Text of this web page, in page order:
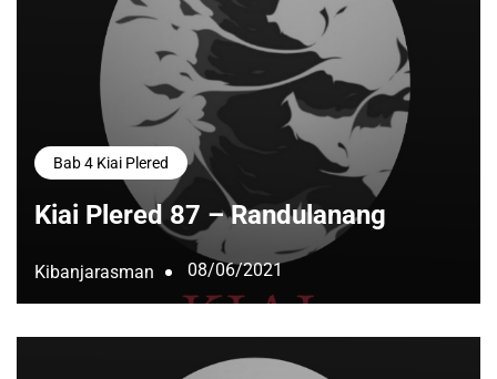
Bab 4 Kiai Plered
Kiai Plered 87 – Randulanang
Kibanjarasman 08/06/2021